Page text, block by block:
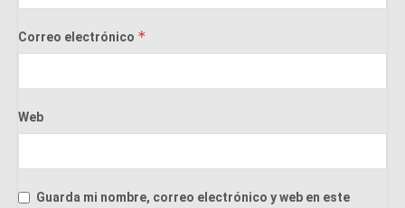
Correo electrónico *
Web
Guarda mi nombre, correo electrónico y web en este